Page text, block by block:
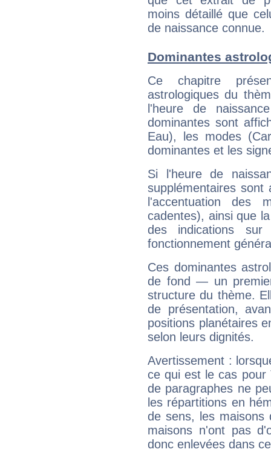
moins détaillé que
de naissance connue.
Dominantes
Ce chapitre
astrologiques du
l'heure de
dominantes sont
Eau), les modes
dominantes et les
Si l'heure de
supplémentaires sont
l'accentuation des
cadentes), ainsi que
des indications sur
fonctionnement
Ces dominantes
de fond — un
structure du thème.
de présentation,
positions planétaires
selon leurs dignités.
Avertissement :
ce qui est le cas pour
de paragraphes ne
les répartitions en
de sens, les maisons
maisons n'ont pas
donc enlevées dans